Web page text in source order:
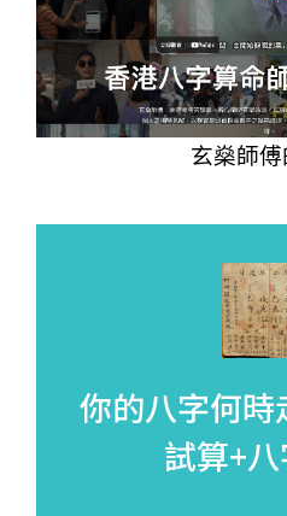
玄燊師
你的八字何時
試算+